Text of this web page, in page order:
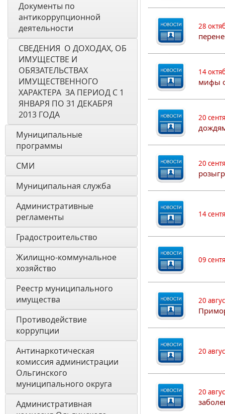
Документы по
антикоррупционной
деятельности
СВЕДЕНИЯ  О ДОХОДАХ, ОБ
ИМУЩЕСТВЕ И
ОБЯЗАТЕЛЬСТВАХ
ИМУЩЕСТВЕННОГО
ХАРАКТЕРА  ЗА ПЕРИОД С 1
ЯНВАРЯ ПО 31 ДЕКАБРЯ
2013 ГОДА
Муниципальные
программы
СМИ
Муниципальная служба
Административные
регламенты
Градостроительство
Жилищно-коммунальное
хозяйство
Реестр муниципального
имущества
Противодействие
коррупции
Антинаркотическая
комиссия администрации
Ольгинского
муниципального округа
Административная
28
14
мифы
20
20
14
09
20
20
20